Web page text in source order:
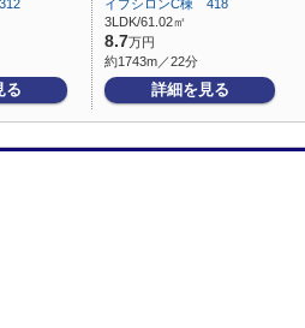
る
イプシロンC棟 418
3LDK/61.02㎡
8.7万円
約1743m／22分
詳細を見る